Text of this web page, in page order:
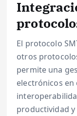
El protocolo
otros
permite una
electrónicos en
productividad